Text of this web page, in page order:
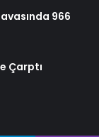
966
Çarptı